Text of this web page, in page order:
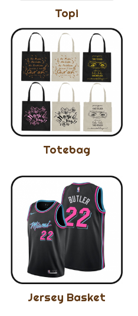
Topi
Totebag
Jersey Basket